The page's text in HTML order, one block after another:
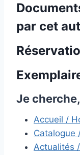
par cet
Je
Accueil /
Catalogue
Actualités